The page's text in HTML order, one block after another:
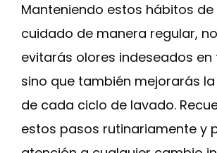
Manteniendo estos hábitos de
cuidado de manera regular,
evitarás olores indeseados en
sino que también mejorarás
de cada ciclo de lavado.
estos pasos rutinariamente y